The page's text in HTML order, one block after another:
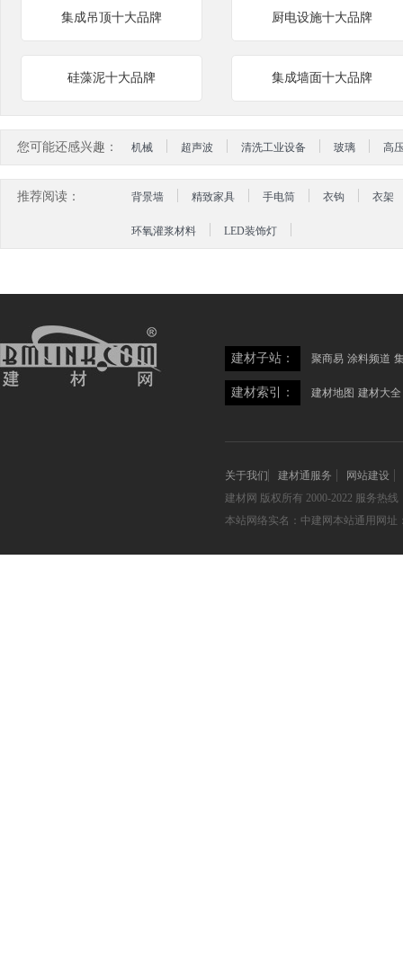
集成吊顶十大品牌 厨电设施十大品牌
硅藻泥十大品牌 集成墙面十大品牌
您可能还感兴趣： 机械 超声波 清洗工业设备 玻璃 高
推荐阅读： 背景墙 精致家具 手电筒 衣钩 衣架
环氧灌浆材料 LED装饰灯
建材子站： 聚商易 涂料频道
建材索引： 建材地图 建材大全
关于我们 建材通服务
网站建设
建材网 版权所有 2000-2022 服务热线
本站网络实名：中建网本站通用网址